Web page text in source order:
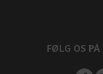
FØLG OS